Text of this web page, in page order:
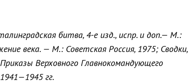
битва, 4-е изд., испр. и доп.— М.:
века. — М.: Советская Россия, 1975; Сводки,
Верховного Главнокомандующего
гг.